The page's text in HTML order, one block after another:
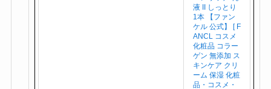
エンリッチ 乳
液 II しっとり
1本 【ファン
ケル 公式】 [ F
ANCL コスメ
化粧品 コラー
ゲン 無添加 ス
キンケア クリ